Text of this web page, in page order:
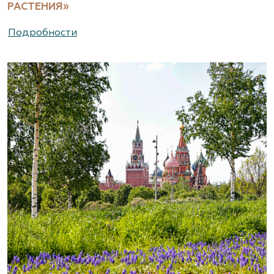
АгроСАД, Питомник, ЗАО Агрофирма
«Нива»
Московская область, ул. Алексеевская, д. 1.
Съезд на 16-м км МКАД.
(495) 663-3888
www.agrogarden.ru
Агрофирма «Современный
декоративный питомник»
Московская область, Раменский р-н,
РАСТЕНИЯ»
Подробности